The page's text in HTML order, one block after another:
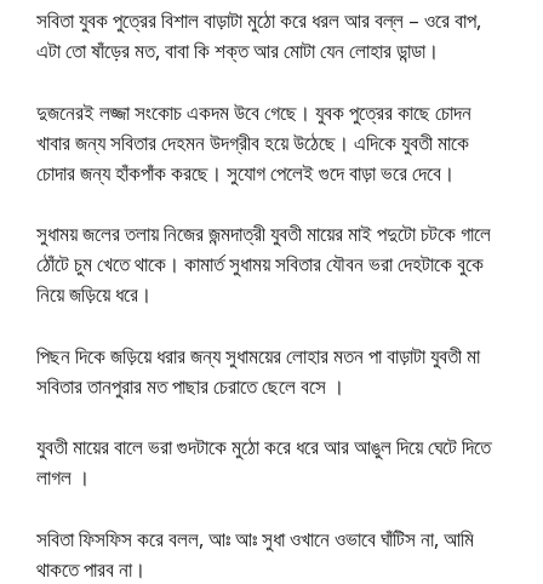
সবিতা যুবক পুত্রের বিশাল বাড়াটা মুঠো করে ধরল আর বল্ল – ওরে বাপ,
এটা তো ষাঁড়ের মত, বাবা কি শক্ত আর মোটা যেন লোহার ডান্ডা।
দুজনেরই লজ্জা সংকোচ একদম উবে গেছে। যুবক পুত্রের কাছে চোদন
খাবার জন্য সবিতার দেহমন উদগ্রীব হয়ে উঠেছে। এদিকে যুবতী মাকে
চোদার জন্য হাঁকপাঁক করছে। সুযোগ পেলেই গুদে বাড়া ভরে দেবে।
সুধাময় জলের তলায় নিজের জন্মদাত্রী যুবতী মায়ের মাই পদুটো চটকে গালে
ঠোঁটে চুম খেতে থাকে। কামার্ত সুধাময় সবিতার যৌবন ভরা দেহটাকে বুকে
নিয়ে জড়িয়ে ধরে।
পিছন দিকে জড়িয়ে ধরার জন্য সুধাময়ের লোহার মতন পা বাড়াটা যুবতী মা
সবিতার তানপুরার মত পাছার চেরাতে ছেলে বসে ।
যুবতী মায়ের বালে ভরা গুদটাকে মুঠো করে ধরে আর আঙুল দিয়ে ঘেটে দিতে
লাগল ।
সবিতা ফিসফিস করে বলল, আঃ আঃ সুধা ওখানে ওভাবে ঘাঁটিস না, আমি
থাকতে পারব না।